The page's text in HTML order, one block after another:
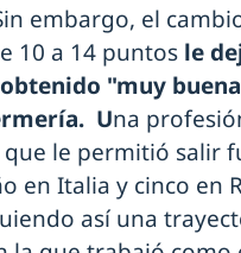
embargo, el
10 a 14 puntos le
"muy
Una
le permitió salir
en Italia y cinco en
así una